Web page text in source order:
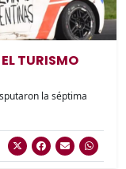
TURISMO
la séptima